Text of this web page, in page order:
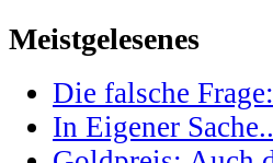
Meistgelesenes
Die falsche
In Eigener